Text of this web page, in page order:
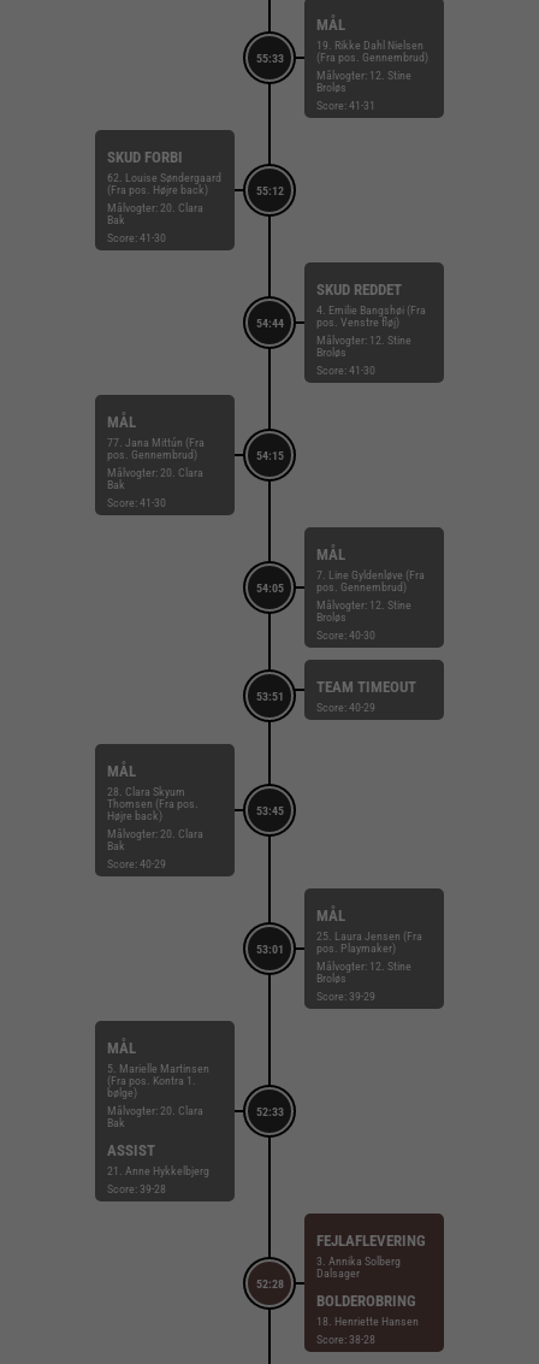
55:33
MÅL
19. Rikke Dahl Nielsen
(Fra pos. Gennembrud)
Målvogter: 12. Stine
Broløs
Score: 41-31
55:12
SKUD FORBI
62. Louise Søndergaard
(Fra pos. Højre back)
Målvogter: 20. Clara
Bak
Score: 41-30
54:44
SKUD REDDET
4. Emilie Bangshøi (Fra
pos. Venstre fløj)
Målvogter: 12. Stine
Broløs
Score: 41-30
54:15
MÅL
77. Jana Mittún (Fra
pos. Gennembrud)
Målvogter: 20. Clara
Bak
Score: 41-30
54:05
MÅL
7. Line Gyldenløve (Fra
pos. Gennembrud)
Målvogter: 12. Stine
Broløs
Score: 40-30
53:51
TEAM TIMEOUT
Score: 40-29
53:45
MÅL
28. Clara Skyum
Thomsen (Fra pos.
Højre back)
Målvogter: 20. Clara
Bak
Score: 40-29
53:01
MÅL
25. Laura Jensen (Fra
pos. Playmaker)
Målvogter: 12. Stine
Broløs
Score: 39-29
52:33
MÅL
5. Marielle Martinsen
(Fra pos. Kontra 1.
bølge)
Målvogter: 20. Clara
Bak
ASSIST
21. Anne Hykkelbjerg
Score: 39-28
52:28
FEJLAFLEVERING
3. Annika Solberg
Dalsager
BOLDEROBRING
18. Henriette Hansen
Score: 38-28